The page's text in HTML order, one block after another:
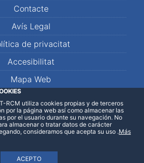
Contacte
Avís Legal
de privacitat
Accesibilitat
Mapa Web
RCM utiliza cookies propias y de terceros
por la página web así como almacenar las
por el usuario durante su navegación. No
almacenar o tratar datos de carácter
consideramos que acepta su uso
ACEPTO
.Más